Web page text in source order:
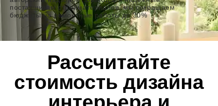
поставщикам стройматериалов, мы сокращаем
бюджеты на ремонтные работы до 30%
Рассчитайте
стоимость дизайна